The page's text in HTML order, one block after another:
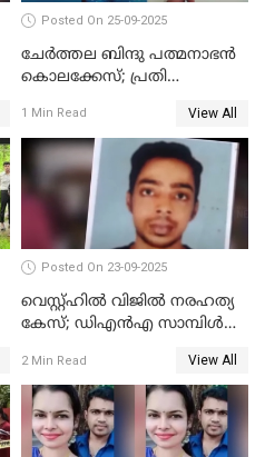
Posted On 25-09-2025
ചേർത്തല ബിന്ദു പത്മനാഭൻ
കൊലക്കേസ്; പ്രതി
1 Min Read View All
Posted On 23-09-2025
വെസ്റ്റ്ഹിൽ വിജിൽ നരഹത്യ
കേസ്; ഡിഎൻഎ സാമ്പിൾ
2 Min Read View All